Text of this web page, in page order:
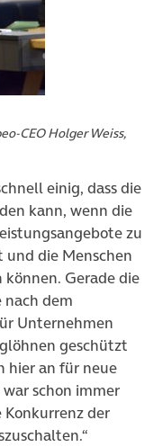
CEO Holger Weiss,
einig, dass die
kann, wenn die
zu
die Menschen
Gerade die
nach dem
Unternehmen
geschützt
hier an für neue
schon immer
der